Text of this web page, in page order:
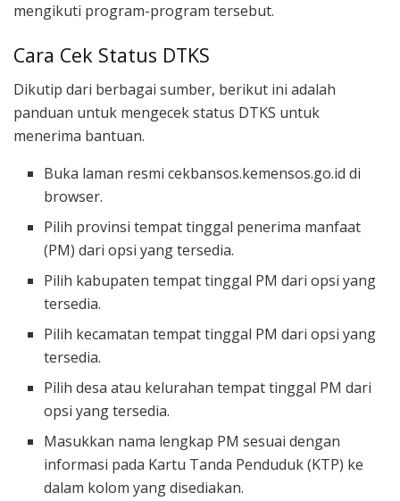
mengikuti program-program tersebut.
Cara Cek Status DTKS
Dikutip dari berbagai sumber, berikut ini adalah
panduan untuk mengecek status DTKS untuk
menerima bantuan.
Buka laman resmi cekbansos.kemensos.go.id di
browser.
Pilih provinsi tempat tinggal penerima manfaat
(PM) dari opsi yang tersedia.
Pilih kabupaten tempat tinggal PM dari opsi yang
tersedia.
Pilih kecamatan tempat tinggal PM dari opsi yang
tersedia.
Pilih desa atau kelurahan tempat tinggal PM dari
opsi yang tersedia.
Masukkan nama lengkap PM sesuai dengan
informasi pada Kartu Tanda Penduduk (KTP) ke
dalam kolom yang disediakan.